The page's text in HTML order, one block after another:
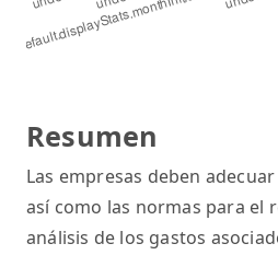
Resumen
Las empresas deben
así como las normas para el
análisis de los gastos